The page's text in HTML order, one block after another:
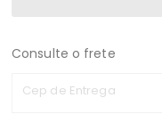
Consulte o frete
Cep de Entrega